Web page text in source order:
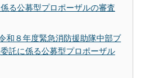
る公募型プロポーザルの審査
和８年度緊急消防援助隊中部ブ
託に係る公募型プロポーザル